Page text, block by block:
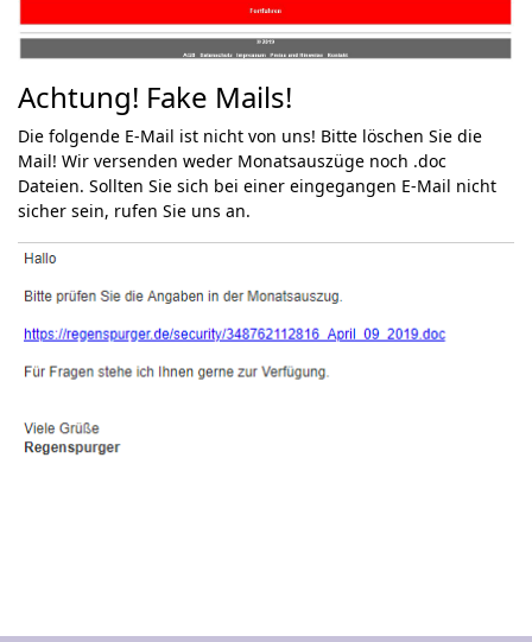
Achtung! Fake Mails!
Die folgende E-Mail ist nicht von uns! Bitte löschen Sie die
Mail! Wir versenden weder Monatsauszüge noch .doc
Dateien. Sollten Sie sich bei einer eingegangen E-Mail nicht
sicher sein, rufen Sie uns an.